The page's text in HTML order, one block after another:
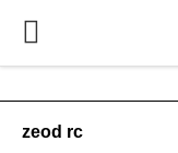
zeod rc